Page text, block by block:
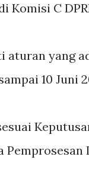
Komisi C
aturan yang
10 Juni
Pemprosesan